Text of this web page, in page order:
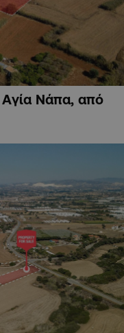
Αγία Νάπα, από